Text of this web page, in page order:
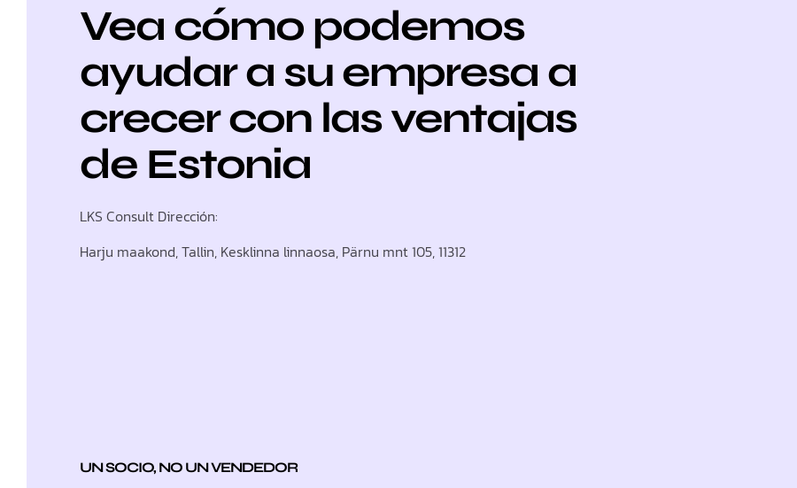
Vea cómo podemos
ayudar a su empresa a
crecer con las ventajas
de Estonia
LKS Consult Dirección:
Harju maakond, Tallin, Kesklinna linnaosa, Pärnu mnt 105, 11312
UN SOCIO, NO UN VENDEDOR